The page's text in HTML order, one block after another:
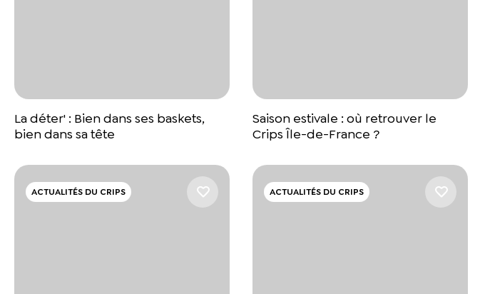
La déter' : Bien dans ses baskets,
bien dans sa tête
Saison estivale : où retrouver le
Crips Île-de-France ?
ACTUALITÉS DU CRIPS ACTUALITÉS DU CRIPS